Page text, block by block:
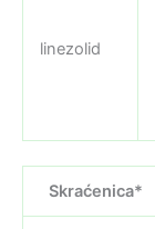
linezolid
Skraćenica*